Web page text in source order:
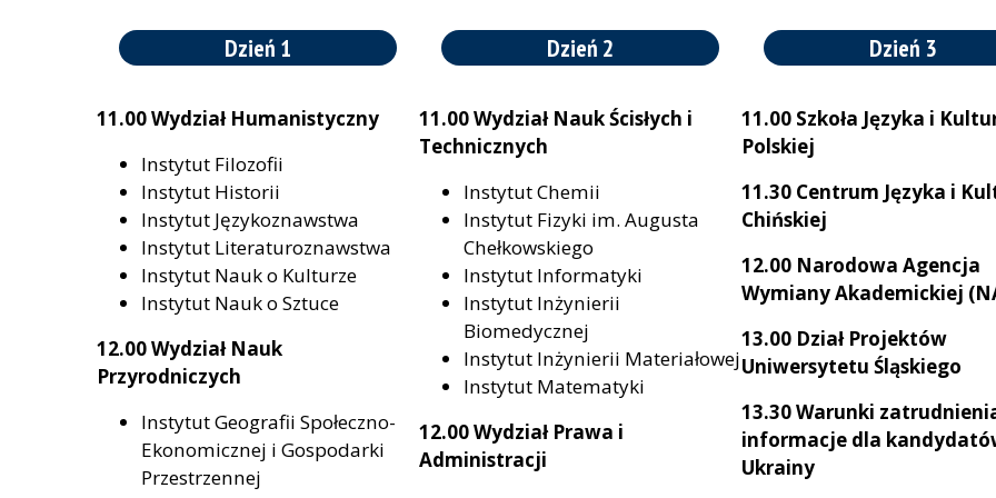
Dzień 1
11.00 Wydział Humanistyczny
Instytut Filozofii
Instytut Historii
Instytut Językoznawstwa
Instytut Literaturoznawstwa
Instytut Nauk o Kulturze
Instytut Nauk o Sztuce
12.00 Wydział Nauk
Przyrodniczych
Instytut Geografii Społeczno-
Ekonomicznej i Gospodarki
Przestrzennej
Dzień 2
11.00 Wydział Nauk Ścisłych i
Technicznych
Instytut Chemii
Instytut Fizyki im. Augusta
Chełkowskiego
Instytut Informatyki
Instytut Inżynierii
Biomedycznej
Instytut Inżynierii Materiałowej
Instytut Matematyki
12.00 Wydział Prawa i
Administracji
Dzień 3
11.00 Szkoła Języka i
Polskiej
11.30 Centrum Języka i
Chińskiej
12.00 Narodowa Agencja
Wymiany Akademickiej
13.00 Dział Projektów
Uniwersytetu Śląskiego
13.30 Warunki
informacje dla
Ukrainy